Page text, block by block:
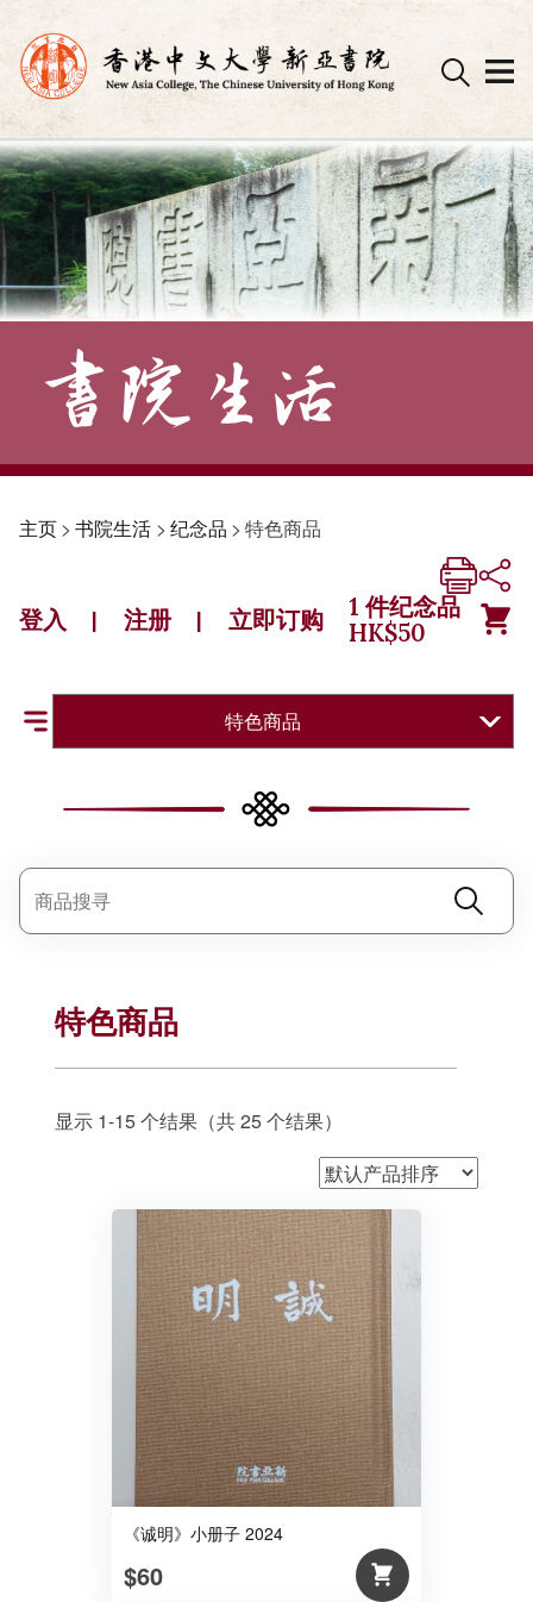
Skip
to
content
主页> 书院生活 > 纪念品 > 特色商品
登入 | 注册 | 立即订购 1 件纪念品
HK$50
特色商品
特色商品
显示 1-15 个结果（共 25 个结果）
《诚明》小册子 2024
$60